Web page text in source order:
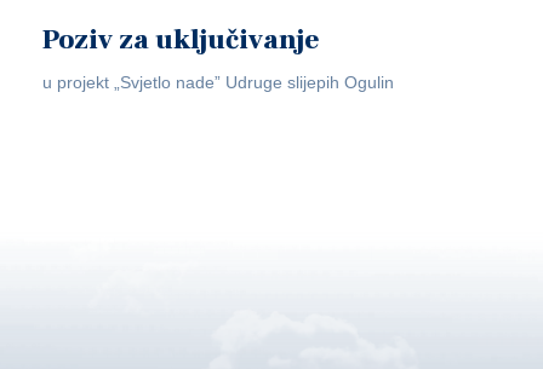
Poziv za uključivanje
u projekt „Svjetlo nade” Udruge slijepih Ogulin